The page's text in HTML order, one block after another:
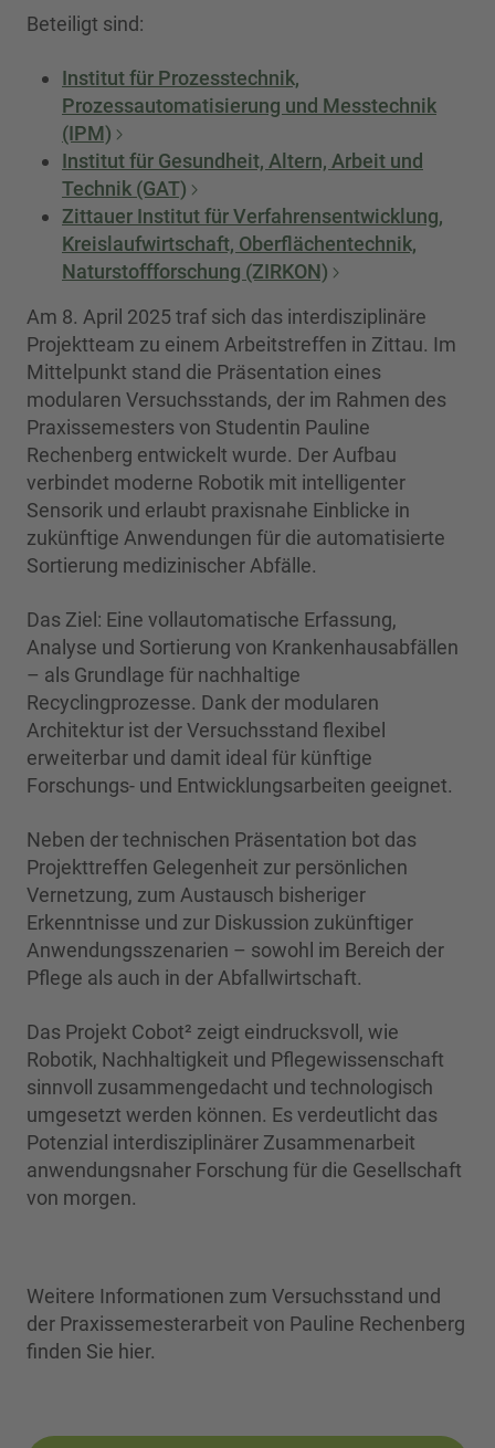
Beteiligt sind:
Institut für Prozesstechnik,
Prozessautomatisierung und Messtechnik
(IPM)
Institut für Gesundheit, Altern, Arbeit und
Technik (GAT)
Zittauer Institut für Verfahrensentwicklung,
Kreislaufwirtschaft, Oberflächentechnik,
Naturstoffforschung (ZIRKON)
Am 8. April 2025 traf sich das interdisziplinäre
Projektteam zu einem Arbeitstreffen in Zittau. Im
Mittelpunkt stand die Präsentation eines
modularen Versuchsstands, der im Rahmen des
Praxissemesters von Studentin Pauline
Rechenberg entwickelt wurde. Der Aufbau
verbindet moderne Robotik mit intelligenter
Sensorik und erlaubt praxisnahe Einblicke in
zukünftige Anwendungen für die automatisierte
Sortierung medizinischer Abfälle.
Das Ziel: Eine vollautomatische Erfassung,
Analyse und Sortierung von Krankenhausabfällen
– als Grundlage für nachhaltige
Recyclingprozesse. Dank der modularen
Architektur ist der Versuchsstand flexibel
erweiterbar und damit ideal für künftige
Forschungs- und Entwicklungsarbeiten geeignet.
Neben der technischen Präsentation bot das
Projekttreffen Gelegenheit zur persönlichen
Vernetzung, zum Austausch bisheriger
Erkenntnisse und zur Diskussion zukünftiger
Anwendungsszenarien – sowohl im Bereich der
Pflege als auch in der Abfallwirtschaft.
Das Projekt Cobot² zeigt eindrucksvoll, wie
Robotik, Nachhaltigkeit und Pflegewissenschaft
sinnvoll zusammengedacht und technologisch
umgesetzt werden können. Es verdeutlicht das
Potenzial interdisziplinärer Zusammenarbeit
anwendungsnaher Forschung für die Gesellschaft
von morgen.
Weitere Informationen zum Versuchsstand und
der Praxissemesterarbeit von Pauline Rechenberg
finden Sie hier.